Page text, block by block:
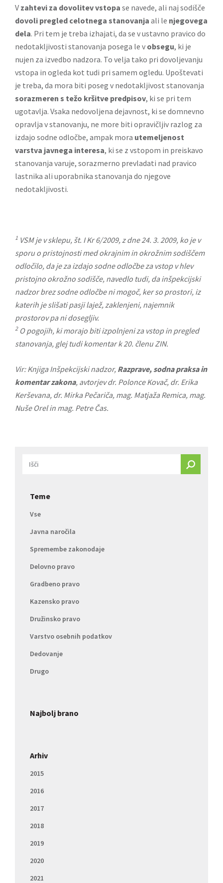
V zahtevi za dovolitev vstopa se navede, ali naj sodišče
dovoli pregled celotnega stanovanja ali le njegovega
dela. Pri tem je treba izhajati, da se v ustavno pravico do
nedotakljivosti stanovanja posega le v obsegu, ki je
nujen za izvedbo nadzora. To velja tako pri dovoljevanju
vstopa in ogleda kot tudi pri samem ogledu. Upoštevati
je treba, da mora biti poseg v nedotakljivost stanovanja
sorazmeren s težo kršitve predpisov, ki se pri tem
ugotavlja. Vsaka nedovoljena dejavnost, ki se domnevno
opravlja v stanovanju, ne more biti opravičljiv razlog za
izdajo sodne odločbe, ampak mora utemeljenost
varstva javnega interesa, ki se z vstopom in preiskavo
stanovanja varuje, sorazmerno prevladati nad pravico
lastnika ali uporabnika stanovanja do njegove
nedotakljivosti.
1 VSM je v sklepu, št. I Kr 6/2009, z dne 24. 3. 2009, ko je v
sporu o pristojnosti med okrajnim in okrožnim sodiščem
odločilo, da je za izdajo sodne odločbe za vstop v hlev
pristojno okrožno sodišče, navedlo tudi, da inšpekcijski
nadzor brez sodne odločbe ni mogoč, ker so prostori, iz
katerih je slišati pasji lajež, zaklenjeni, najemnik
prostorov pa ni dosegljiv.
2O pogojih, ki morajo biti izpolnjeni za vstop in pregled
stanovanja, glej tudi komentar k 20. členu ZIN.
Vir: Knjiga Inšpekcijski nadzor, Razprave, sodna praksa in
komentar zakona, avtorjev dr. Polonce Kovač, dr. Erika
Kerševana, dr. Mirka Pečariča, mag. Matjaža Remica, mag.
Nuše Orel in mag. Petre Čas.
Teme
Vse
Javna naročila
Spremembe zakonodaje
Delovno pravo
Gradbeno pravo
Kazensko pravo
Družinsko pravo
Varstvo osebnih podatkov
Dedovanje
Drugo
Najbolj brano
Arhiv
2015
2016
2017
2018
2019
2020
2021